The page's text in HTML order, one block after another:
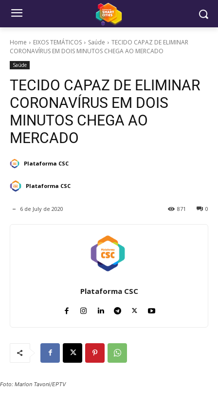
Home EIXOS TEMÁTICOS Saúde
TECIDO CAPAZ DE ELIMINAR
CORONAVÍRUS EM DOIS MINUTOS CHEGA AO MERCADO
Saúde
TECIDO CAPAZ DE ELIMINAR
CORONAVÍRUS EM DOIS
MINUTOS CHEGA AO
MERCADO
Plataforma CSC
Plataforma CSC
6 de July de 2020 0
871
Plataforma CSC
Foto: Marlon Tavoni/EPTV